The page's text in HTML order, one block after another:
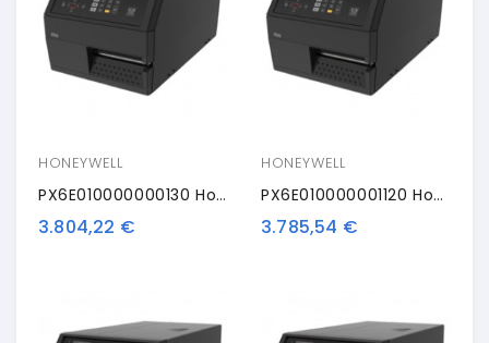
HONEYWELL
PX6E010000000130 Honeywell PX6i, 12 Punti /mm (300dpi), Disp. (colour), RTC, Multi-IF (Ethernet)
3.804,22 €
HONEYWELL
PX6E010000001120 Honeywell PX6i, 8 Punti /mm (203dpi), Peeler, Disp. (colour), RTC, Multi-IF (Ethernet)
3.785,54 €